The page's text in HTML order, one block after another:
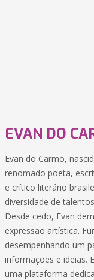
EVAN DO
Evan do Carmo,
renomado poeta,
e crítico literário
diversidade de
Desde cedo, Evan
expressão artística.
desempenhando um
informações e ideias.
uma plataforma